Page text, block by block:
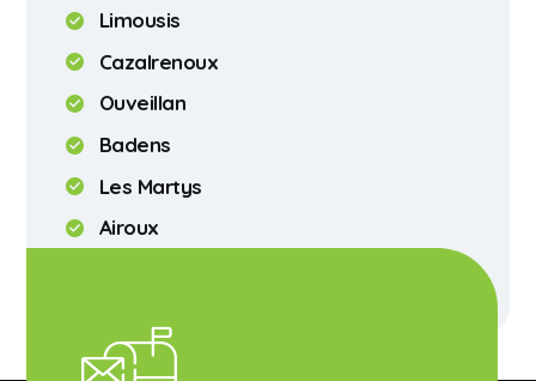
Limousis
Cazalrenoux
Ouveillan
Badens
Les Martys
Airoux